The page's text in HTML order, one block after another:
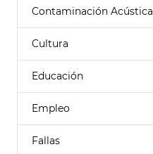
Contaminación Acústica
Cultura
Educación
Empleo
Fallas